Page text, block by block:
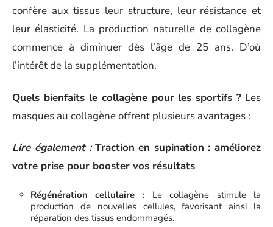
confère aux tissus leur structure, leur résistance et
leur élasticité. La production naturelle de collagène
commence à diminuer dès l’âge de 25 ans. D’où
l’intérêt de la supplémentation.
Quels bienfaits le collagène pour les sportifs ? Les
masques au collagène offrent plusieurs avantages :
Lire également : Traction en supination : améliorez
votre prise pour booster vos résultats
Régénération cellulaire : Le collagène stimule la
production de nouvelles cellules, favorisant ainsi la
réparation des tissus endommagés.